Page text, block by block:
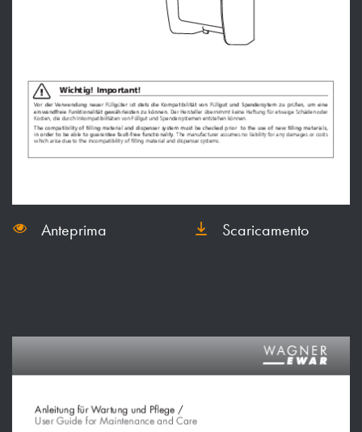
Anteprima Scaricamento